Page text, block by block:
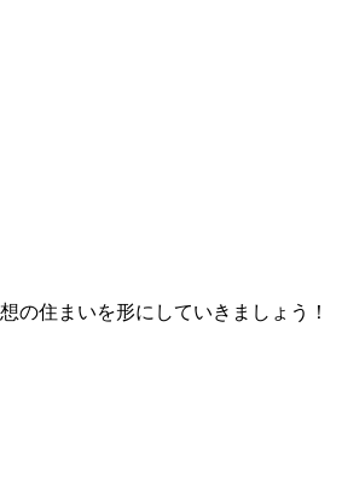
の住まいを形にしていきましょう！